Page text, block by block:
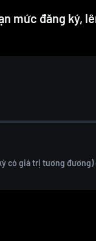
mức đăng ký,
có giá trị tương